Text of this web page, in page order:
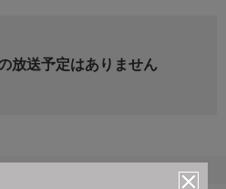
放送予定はありません